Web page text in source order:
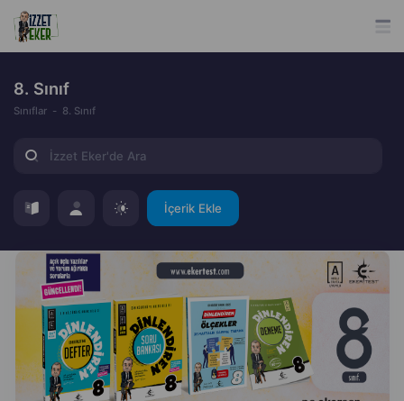
8. Sınıf
Sınıflar 8. Sınıf
İçerik Ekle